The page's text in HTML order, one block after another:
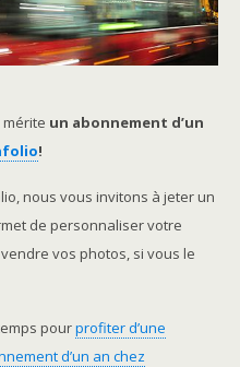
mérite un abonnement d’un
!
nous vous invitons à jeter un
de personnaliser votre
vos photos, si vous le
pourprofiter d’une
d’un an chez